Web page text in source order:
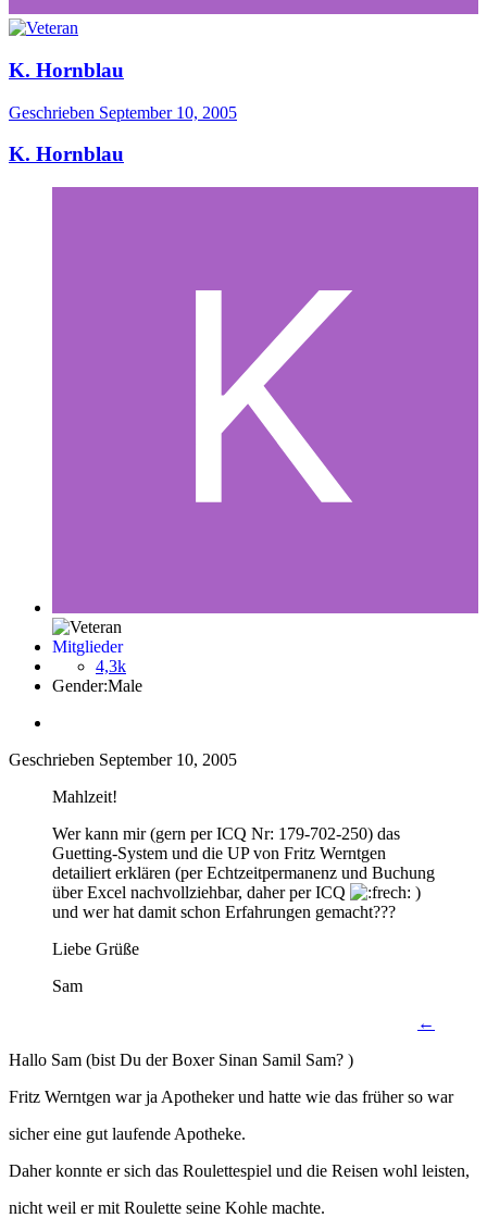
K. Hornblau
Geschrieben September 10, 2005
K. Hornblau
Mitglieder
4,3k
Gender:Male
Geschrieben September 10, 2005
Mahlzeit!
Wer kann mir (gern per ICQ Nr: 179-702-250) das
Guetting-System und die UP von Fritz Werntgen
detailiert erklären (per Echtzeitpermanenz und Buchung
über Excel nachvollziehbar, daher per ICQ
)
und wer hat damit schon Erfahrungen gemacht???
Liebe Grüße
Sam
←
Hallo Sam (bist Du der Boxer Sinan Samil Sam? )
Fritz Werntgen war ja Apotheker und hatte wie das früher so war
sicher eine gut laufende Apotheke.
Daher konnte er sich das Roulettespiel und die Reisen wohl leisten,
nicht weil er mit Roulette seine Kohle machte.